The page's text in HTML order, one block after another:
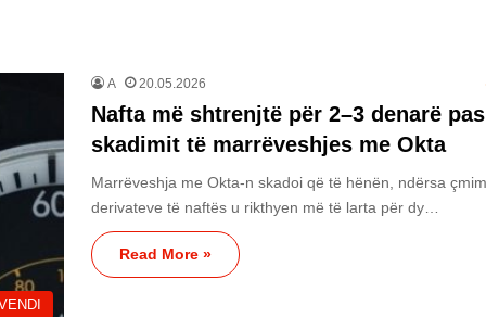
A 20.05.2026
Nafta më shtrenjtë për 2–3 denarë pas
skadimit të marrëveshjes me Okta
Marrëveshja me Okta-n skadoi që të hënën, ndërsa
derivateve të naftës u rikthyen më të larta për dy…
Read More »